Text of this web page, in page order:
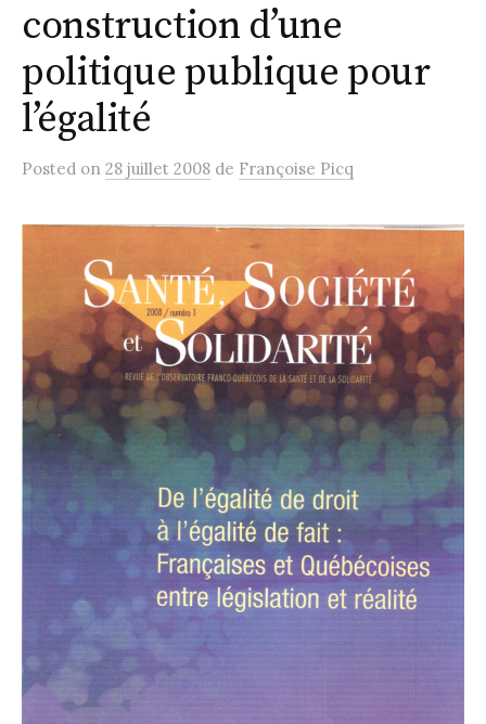
construction d’une
politique publique pour
l’égalité
Posted on 28 juillet 2008 de Françoise Picq